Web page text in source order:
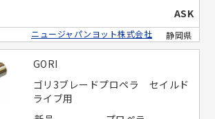
ASK
静岡県
ニュージャパンヨット株式会社
GORI
ゴリ3ブレードプロペラ セイルド
ライブ用